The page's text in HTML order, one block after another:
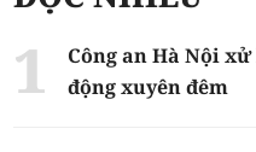
Công an Hà Nội
động xuyên đêm